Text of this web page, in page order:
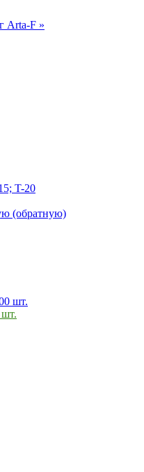
Arta-F »
T-20
(обратную)
шт.